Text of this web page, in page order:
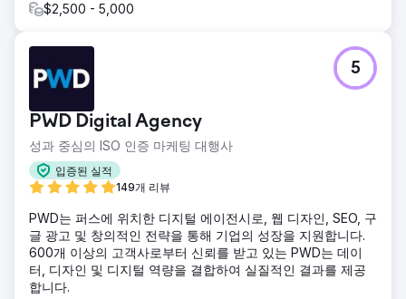
$2,500 - 5,000
PWD Digital Agency
성과 중심의 ISO 인증 마케팅 대행사
입증된 실적
149개 리뷰
5
PWD는 퍼스에 위치한 디지털 에이전시로, 웹 디자인, SEO, 구
글 광고 및 창의적인 전략을 통해 기업의 성장을 지원합니다.
600개 이상의 고객사로부터 신뢰를 받고 있는 PWD는 데이
터, 디자인 및 디지털 역량을 결합하여 실질적인 결과를 제공
합니다.